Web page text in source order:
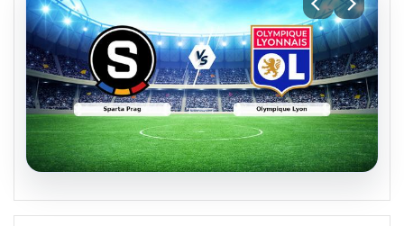
05.08.2026
(Özet) Sparta Prag – Olympique Lyon